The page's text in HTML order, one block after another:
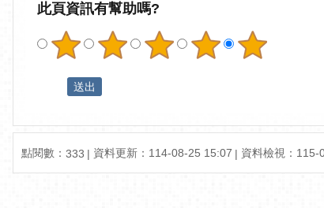
此頁資訊有幫助嗎?
點閱數： 333 資料更新： 114-08-25 15:07 資料檢視： 115-